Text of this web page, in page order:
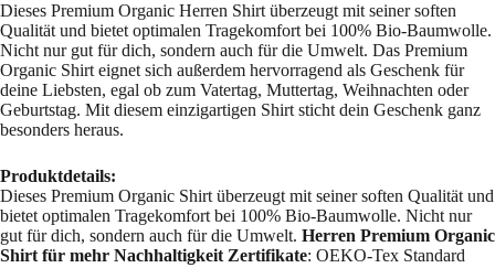
Dieses Premium Organic Herren Shirt überzeugt mit seiner soften
Qualität und bietet optimalen Tragekomfort bei 100% Bio-Baumwolle.
Nicht nur gut für dich, sondern auch für die Umwelt. Das Premium
Organic Shirt eignet sich außerdem hervorragend als Geschenk für
deine Liebsten, egal ob zum Vatertag, Muttertag, Weihnachten oder
Geburtstag. Mit diesem einzigartigen Shirt sticht dein Geschenk ganz
besonders heraus.
Produktdetails:
Dieses Premium Organic Shirt überzeugt mit seiner soften Qualität und
bietet optimalen Tragekomfort bei 100% Bio-Baumwolle. Nicht nur
gut für dich, sondern auch für die Umwelt. Herren Premium Organic
Shirt für mehr Nachhaltigkeit Zertifikate: OEKO-Tex Standard